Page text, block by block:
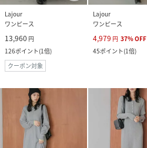
Lajour
ワンピース
13,960 円
126ポイント(1倍)
クーポン対象
Lajour
ワンピース
4,979 円 37%OFF
45ポイント(1倍)